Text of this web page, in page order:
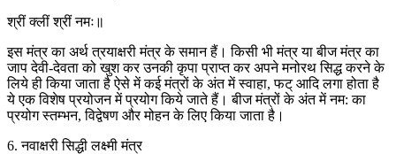
श्रीं क्लीं श्रीं नमः॥
इस मंत्र का अर्थ त्रयाक्षरी मंत्र के समान हैं। किसी भी मंत्र या बीज मंत्र का
जाप देवी-देवता को खुश कर उनकी कृपा प्राप्त कर अपने मनोरथ सिद्ध करने के
लिये ही किया जाता है ऐसे में कई मंत्रों के अंत में स्वाहा, फट् आदि लगा होता है
ये एक विशेष प्रयोजन में प्रयोग किये जाते हैं। बीज मंत्रों के अंत में नम: का
प्रयोग स्तम्भन, विद्वेषण और मोहन के लिए किया जाता है।
6. नवाक्षरी सिद्धी लक्ष्मी मंत्र